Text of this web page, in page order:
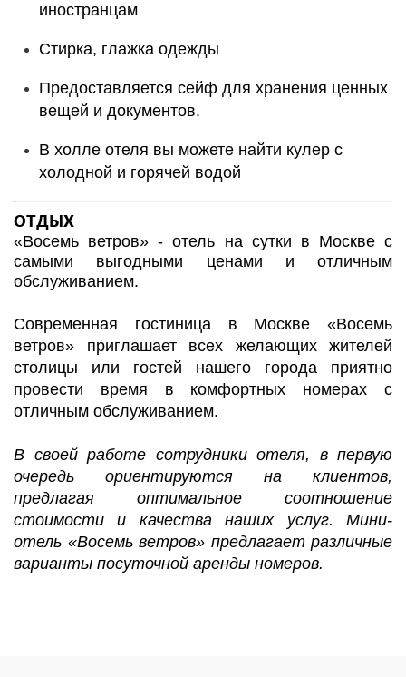
иностранцам
Cтирка, глажка одежды
Предоставляется сейф для хранения ценных
вещей и документов.
В холле отеля вы можете найти кулер с
холодной и горячей водой
ОТДЫХ
«Восемь ветров» - отель на сутки в Москве с
самыми выгодными ценами и отличным
обслуживанием.
Современная гостиница в Москве «Восемь
ветров» приглашает всех желающих жителей
столицы или гостей нашего города приятно
провести время в комфортных номерах с
отличным обслуживанием.
В своей работе сотрудники отеля, в первую
очередь ориентируются на клиентов,
предлагая оптимальное соотношение
стоимости и качества наших услуг. Мини-
отель «Восемь ветров» предлагает различные
варианты посуточной аренды номеров.